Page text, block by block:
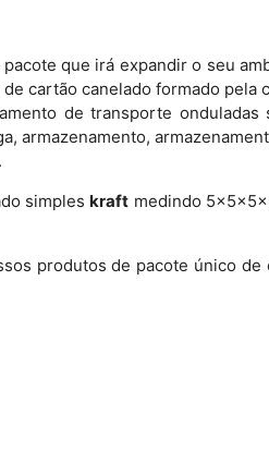
que irá expandir o seu
cartão canelado formado pela
de transporte
armazenamento,
simpleskraft medindo
produtos de pacote único